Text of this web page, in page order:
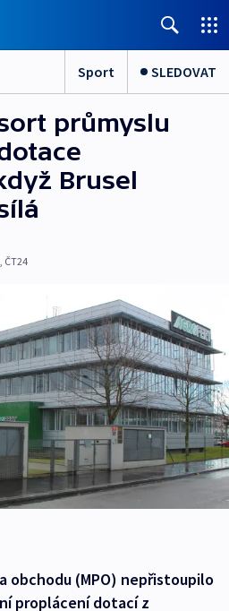
Sport SLEDOVAT
průmyslu
Brusel
, ČT24
obchodu (MPO) nepřistoupilo
proplácení dotací z